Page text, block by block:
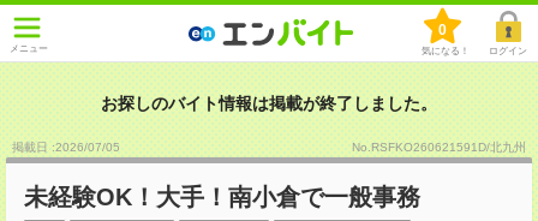
メニュー
0
気になる！ ログイン
お探しのバイト情報は掲載が終了しました。
掲載日 :2026/07/05 No.RSFKO260621591D/北九州
未経験OK！大手！南小倉で一般事務